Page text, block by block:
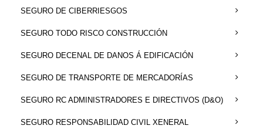
SEGURO DE CIBERRIESGOS
SEGURO TODO RISCO CONSTRUCCIÓN
SEGURO DECENAL DE DANOS Á EDIFICACIÓN
SEGURO DE TRANSPORTE DE MERCADORÍAS
SEGURO RC ADMINISTRADORES E DIRECTIVOS (D&O)
SEGURO RESPONSABILIDAD CIVIL XENERAL